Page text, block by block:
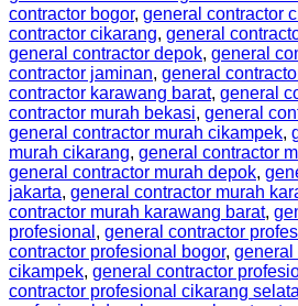
contractor bogor, general contractor
contractor cikarang, general
general contractor depok, general
contractor jaminan, general
contractor karawang barat, general
contractor murah bekasi, general
general contractor murah cikampek,
murah cikarang, general contractor
general contractor murah depok,
jakarta, general contractor murah
contractor murah karawang barat,
profesional , general contractor
contractor profesional bogor, general
cikampek, general contractor
contractor profesional cikarang